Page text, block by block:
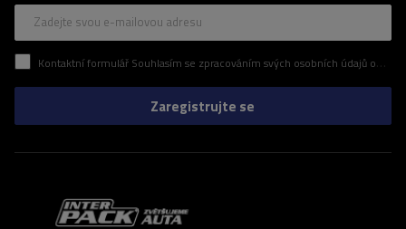
Zadejte svou e-mailovou adresu
Kontaktní formulář Souhlasím se zpracováním svých osobních údajů obsažených v kontaktním formuláři v souladu s nařízením Evropského parlamentu a Rady (EU)
Zaregistrujte se